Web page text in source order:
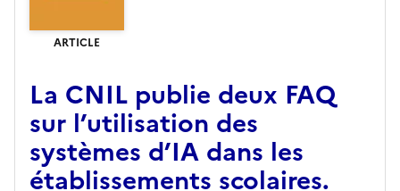
ARTICLE
La CNIL publie deux FAQ
sur l’utilisation des
systèmes d’IA dans les
établissements scolaires.